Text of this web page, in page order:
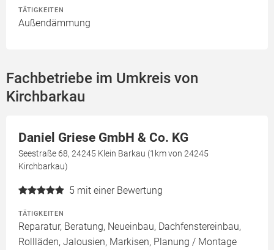
TÄTIGKEITEN
Außendämmung
Fachbetriebe im Umkreis von
Kirchbarkau
Daniel Griese GmbH & Co. KG
Seestraße 68, 24245 Klein Barkau (1km von 24245
Kirchbarkau)
5 mit einer Bewertung
TÄTIGKEITEN
Reparatur, Beratung, Neueinbau, Dachfenstereinbau,
Rollläden, Jalousien, Markisen, Planung / Montage